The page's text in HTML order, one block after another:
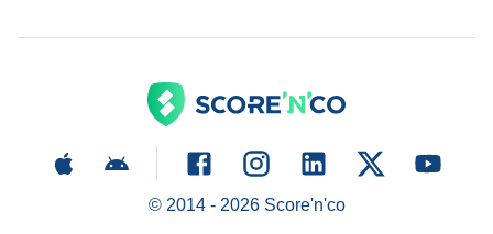
© 2014 - 2026Score'n'co